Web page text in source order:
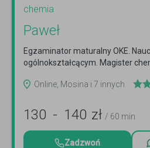
chemia
Paweł
Egzaminator maturalny OKE.
ogólnokształcącym. Magister
Online, Mosina i 7 innych
130 - 140 zł / 60 min
Zadzwoń